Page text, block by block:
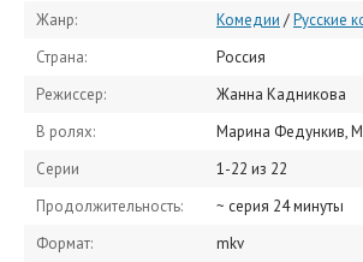
Жанр:
Комедии /Русские
Страна:
Россия
Режиссер:
Жанна Кадникова
В ролях:
Марина Федункив, Мария Смольникова, Григорий Чабан, Виктория Клинкова, Глеб Бочков,
Серии
1-22 из 22
Продолжительность:
~ серия 24 минуты
Формат:
mkv